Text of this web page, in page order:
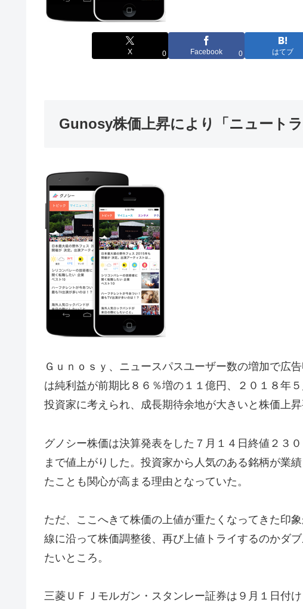
X 0 Facebook 0 はてブ
Gunosy株価上昇により「ニュート
Ｇｕｎｏｓｙ、ニュースパスユーザー数の増加で広
は純利益が前期比８６％増の１１億円、２０１８年
投資家に考えられ、成長期待余地が大きいと株価上昇
グノシー株価は決算発表をした７月１４日終値２３
まで値上がりした。投資家から人気のある銘柄が業
たことも関心が高まる理由となっていた。
ただ、ここへきて株価の上値が重たくなってきた印
線に沿って株価調整後、再び上値トライするのかダ
たいところ。
三菱ＵＦＪモルガン・スタンレー証券は９月１日付